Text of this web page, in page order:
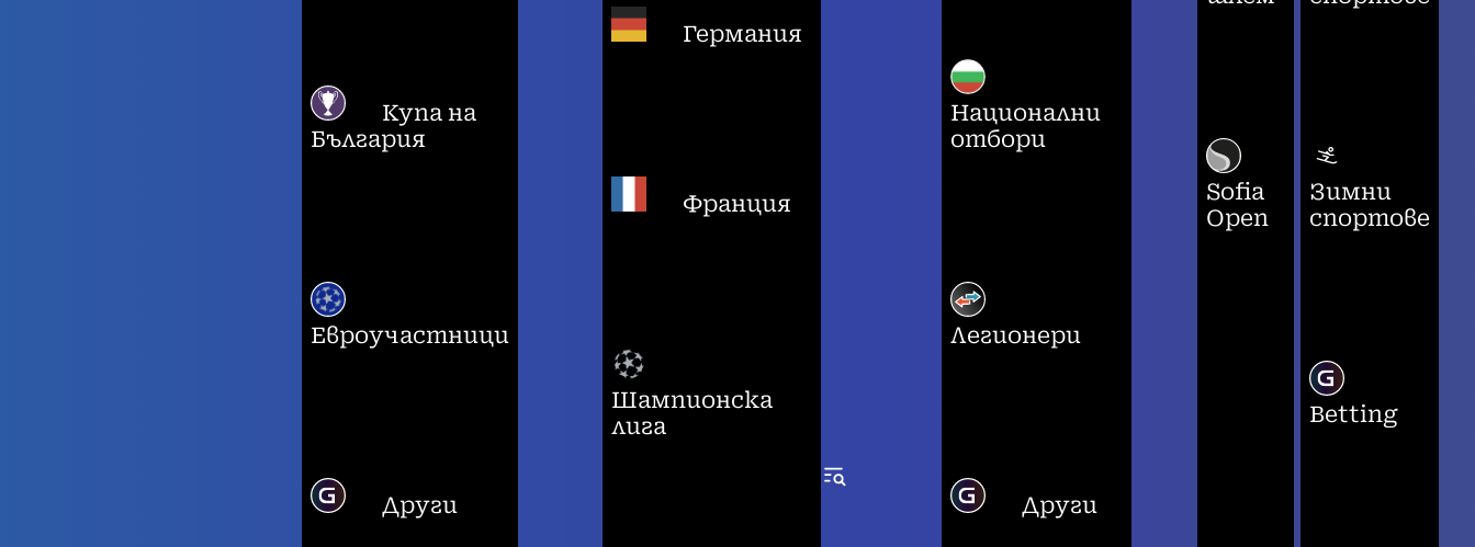
Купа на
България
Евроучастници
Други
Германия
Франция
Шампионска
лига
Национални
отбори
Легионери
Други
Sofia
Open
Зимни
спортове
Betting